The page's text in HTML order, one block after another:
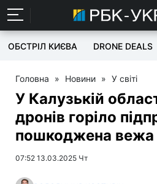
ОБСТРІЛ КИЄВА DRONE DEALS
Головна » Новини » У світі
У Калузькій
дронів горіло
пошкоджена вежа
07:52 13.03.2025 Чт